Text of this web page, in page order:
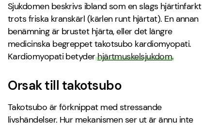
Sjukdomen beskrivs ibland som en slags hjärtinfarkt
trots friska kranskärl (kärlen runt hjärtat). En annan
benämning är brustet hjärta, eller det längre
medicinska begreppet takotsubo kardiomyopati.
Kardiomyopati betyderhjärtmuskelsjukdom.
Orsak till takotsubo
Takotsubo är förknippat med stressande
livshändelser. Hur mekanismen ser ut är ännu inte